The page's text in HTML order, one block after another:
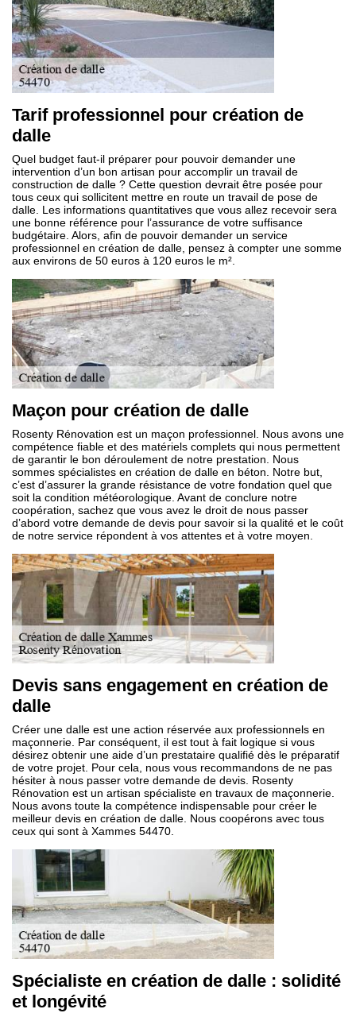
Tarif professionnel pour création de
dalle
Quel budget faut-il préparer pour pouvoir demander une
intervention d’un bon artisan pour accomplir un travail de
construction de dalle ? Cette question devrait être posée pour
tous ceux qui sollicitent mettre en route un travail de pose de
dalle. Les informations quantitatives que vous allez recevoir sera
une bonne référence pour l’assurance de votre suffisance
budgétaire. Alors, afin de pouvoir demander un service
professionnel en création de dalle, pensez à compter une somme
aux environs de 50 euros à 120 euros le m².
Maçon pour création de dalle
Rosenty Rénovation est un maçon professionnel. Nous avons une
compétence fiable et des matériels complets qui nous permettent
de garantir le bon déroulement de notre prestation. Nous
sommes spécialistes en création de dalle en béton. Notre but,
c’est d’assurer la grande résistance de votre fondation quel que
soit la condition météorologique. Avant de conclure notre
coopération, sachez que vous avez le droit de nous passer
d’abord votre demande de devis pour savoir si la qualité et le coût
de notre service répondent à vos attentes et à votre moyen.
Devis sans engagement en création de
dalle
Créer une dalle est une action réservée aux professionnels en
maçonnerie. Par conséquent, il est tout à fait logique si vous
désirez obtenir une aide d’un prestataire qualifié dès le préparatif
de votre projet. Pour cela, nous vous recommandons de ne pas
hésiter à nous passer votre demande de devis. Rosenty
Rénovation est un artisan spécialiste en travaux de maçonnerie.
Nous avons toute la compétence indispensable pour créer le
meilleur devis en création de dalle. Nous coopérons avec tous
ceux qui sont à Xammes 54470.
Spécialiste en création de dalle : solidité
et longévité